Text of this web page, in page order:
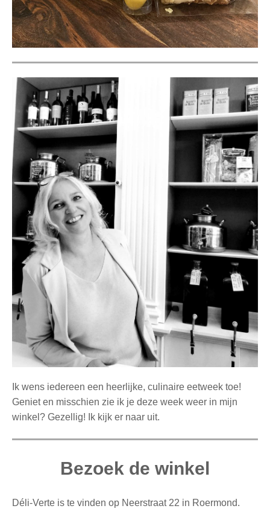
Ik wens iedereen een heerlijke, culinaire eetweek toe!
Geniet en misschien zie ik je deze week weer in mijn
winkel? Gezellig! Ik kijk er naar uit.
Bezoek de winkel
Déli-Verte is te vinden op Neerstraat 22 in Roermond.